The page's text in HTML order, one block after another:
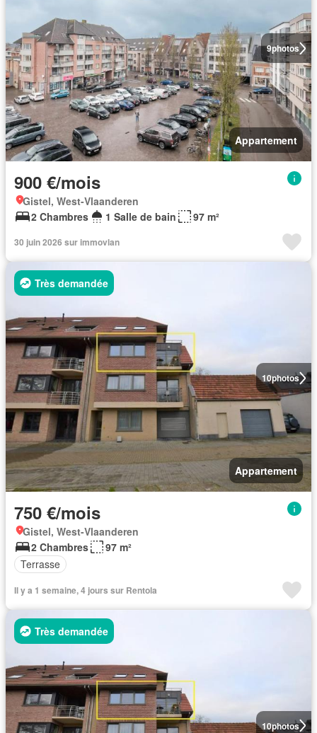
9photos
Appartement
900 €/mois
Gistel, West-Vlaanderen
2 Chambres
1 Salle de bain 97 m²
30 juin 2026 sur immovlan
10photos
Très demandée
Appartement
750 €/mois
Gistel, West-Vlaanderen
2 Chambres
97 m²
Terrasse
Il y a 1 semaine, 4 jours sur Rentola
10photos
Très demandée